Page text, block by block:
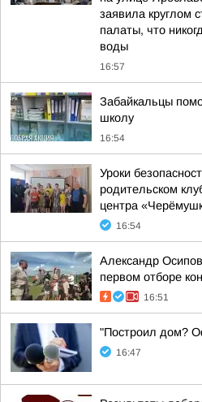
заявила круглом
палаты, что
воды
16:57
Забайкальцы
школу
16:54
Уроки
родительском
центра
16:54
Александр
первом отборе
16:51
"Построил дом?
16:47